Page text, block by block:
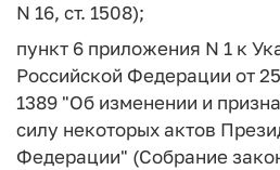
N 16, ст. 1508);
пункт 6 приложения N 1 к
Российской Федерации от
1389 "Об изменении и
силу некоторых актов
Федерации" (Собрание